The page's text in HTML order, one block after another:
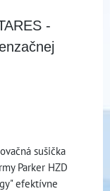
-
sušička
Parker HZD
efektívne